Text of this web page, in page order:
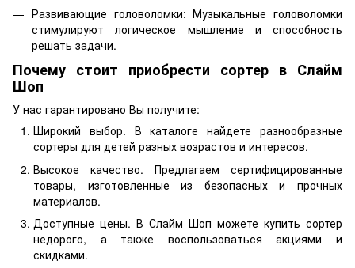
Развивающие головоломки: Музыкальные головоломки
стимулируют логическое мышление и способность
решать задачи.
Почему стоит приобрести сортер в Слайм
Шоп
У нас гарантировано Вы получите:
Широкий выбор. В каталоге найдете разнообразные
сортеры для детей разных возрастов и интересов.
Высокое качество. Предлагаем сертифицированные
товары, изготовленные из безопасных и прочных
материалов.
Доступные цены. В Слайм Шоп можете купить сортер
недорого, а также воспользоваться акциями и
скидками.